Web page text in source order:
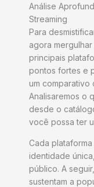
Análise
Streaming
Para
agora
principais
pontos fortes e
um comparativo
Analisaremos o
desde o
você possa ter
Cada
identidade
público. A
sustentam a